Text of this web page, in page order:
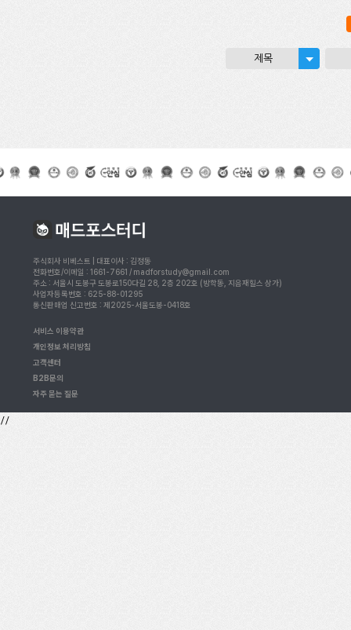
제목
주식회사 비베스트 | 대표이사 : 김정동
전화번호/이메일 : 1661-7661 / madforstudy@gmail.com
주소 : 서울시 도봉구 도봉로150다길 28, 2층 202호 (방학동, 지음재힐스 상가)
사업자등록번호 : 625-88-01295
통신판매업 신고번호 : 제2025-서울도봉-0418호
서비스 이용약관
개인정보 처리방침
고객센터
B2B문의
자주 묻는 질문
//